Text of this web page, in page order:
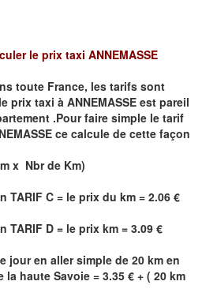
le prix taxi ANNEMASSE
toute France, les tarifs sont
prix taxi à ANNEMASSE est pareil
.Pour faire simple le tarif
ce calcule de cette façon
x Nbr de Km)
TARIF C = le prix du km = 2.06 €
TARIF D = le prix km = 3.09 €
jour en aller simple de 20 km en
haute Savoie = 3.35 € + ( 20 km